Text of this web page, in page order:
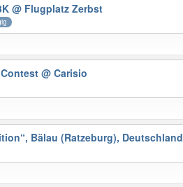
@ Flugplatz Zerbst
@ Carisio
Bälau (Ratzeburg), Deutschland